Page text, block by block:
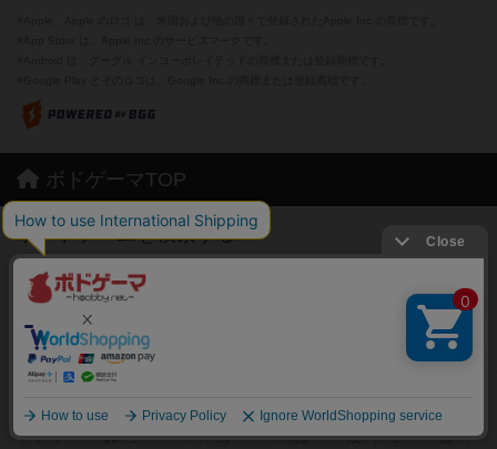
ボドゲーマTOP
ボードゲームを検索する
ボードゲームの新着レビュー
ボードゲーム会情報